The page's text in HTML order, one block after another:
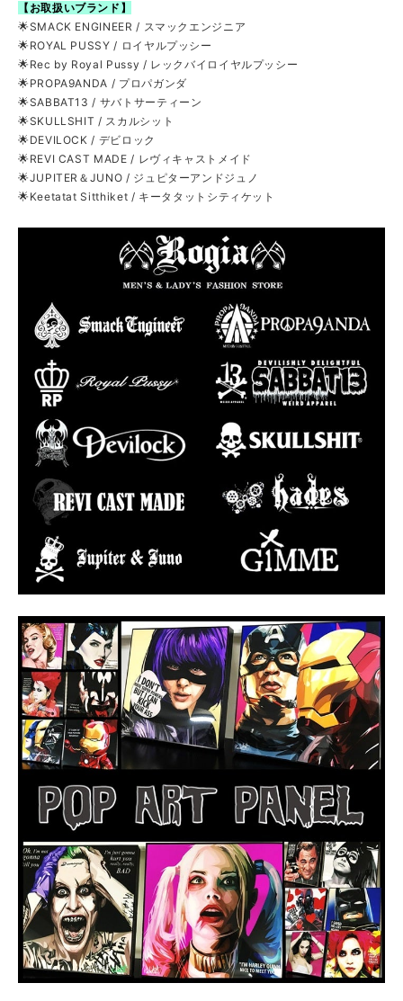
【お取扱いブランド】
🌟SMACK ENGINEER / スマックエンジニア
🌟ROYAL PUSSY / ロイヤルプッシー
🌟Rec by Royal Pussy / レックバイロイヤルプッシー
🌟PROPA9ANDA / プロパガンダ
🌟SABBAT13 / サバトサーティーン
🌟SKULLSHIT / スカルシット
🌟DEVILOCK / デビロック
🌟REVI CAST MADE / レヴィキャストメイド
🌟JUPITER＆JUNO / ジュピターアンドジュノ
🌟Keetatat Sitthiket / キータタットシティケット